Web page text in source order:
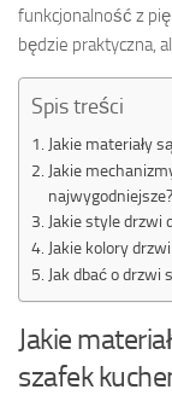
funkcjonalność z
będzie praktyczna,
Spis treści
Jakie materiały
Jakie
najwygodniejsze?
Jakie style drzwi
Jakie kolory
Jak dbać o drzwi
Jakie
szafek